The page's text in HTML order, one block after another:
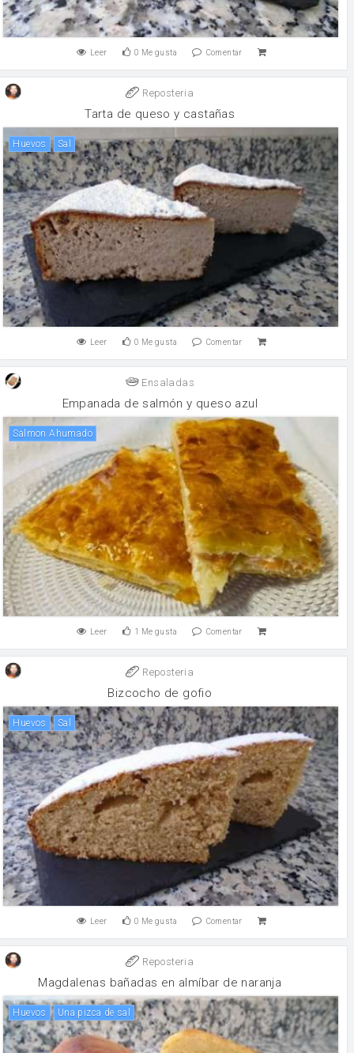
Leer 0 Me gusta Comentar
Reposteria
Tarta de queso y castañas
huevos sal
Leer 0 Me gusta Comentar
Ensaladas
Empanada de salmón y queso azul
Salmon Ahumado
Leer 1 Me gusta Comentar
Reposteria
Bizcocho de gofio
huevos sal
Leer 0 Me gusta Comentar
Reposteria
Magdalenas bañadas en almíbar de naranja
huevos Una pizca de sal